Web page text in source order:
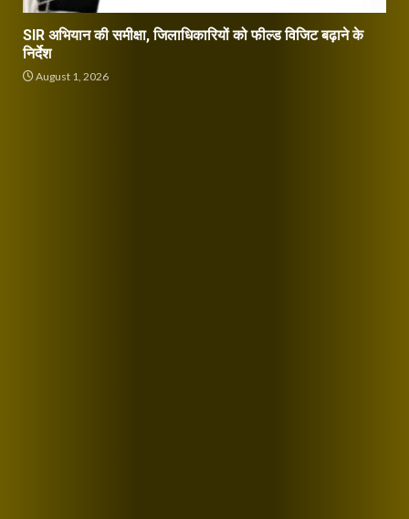
SIR अभियान की समीक्षा, जिलाधिकारियों को फील्ड विजिट बढ़ाने के
निर्देश
August 1, 2026